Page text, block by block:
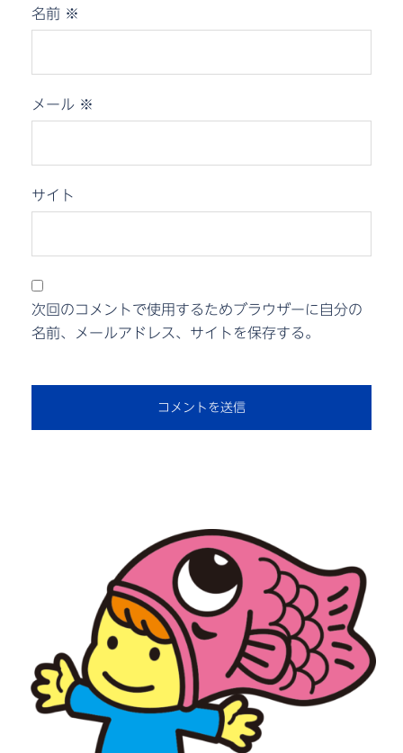
名前 ※
メール ※
サイト
次回のコメントで使用するためブラウザーに自分の
名前、メールアドレス、サイトを保存する。